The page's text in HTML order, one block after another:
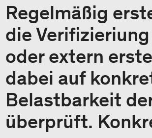
Regelmäßig
die
oder extern
dabei auf
Belastbarkeit
überprüft.